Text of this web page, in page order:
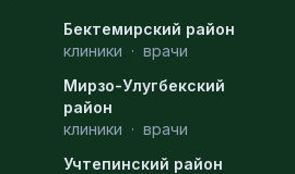
Бектемирский район
клиники · врачи
Мирзо-Улугбекский
район
клиники · врачи
Учтепинский район